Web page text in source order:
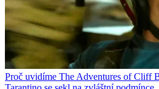
Proč uvidíme The Adventures of Cliff